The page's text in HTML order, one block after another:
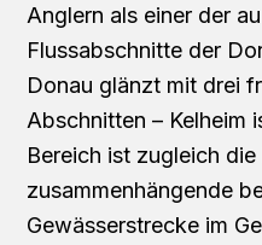
Anglern als einer der
Flussabschnitte der
Donau glänzt mit drei
Abschnitten – Kelheim
Bereich ist zugleich
zusammenhängende
Gewässerstrecke im